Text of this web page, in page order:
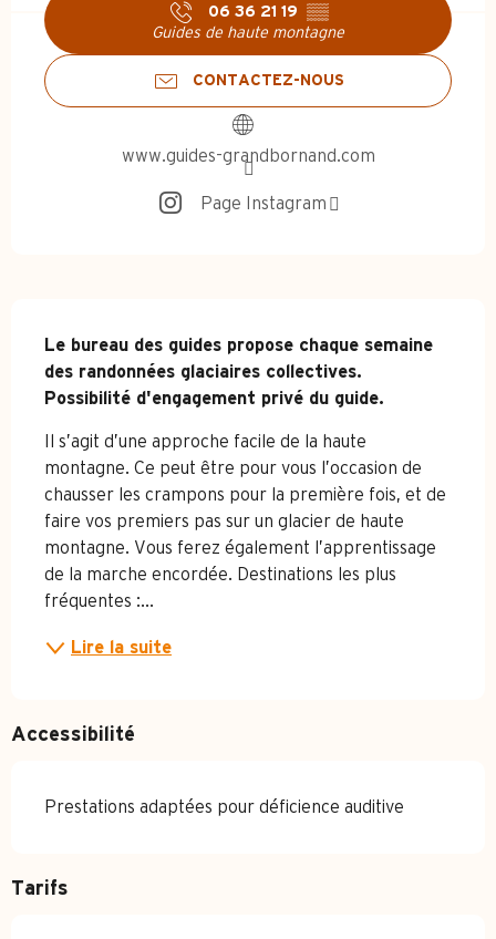
06 36 21 19 ▒▒
Guides de haute montagne
CONTACTEZ-NOUS
www.guides-grandbornand.com
Page Instagram
Le bureau des guides propose chaque semaine
des randonnées glaciaires collectives.
Possibilité d'engagement privé du guide.
Il s’agit d’une approche facile de la haute
montagne. Ce peut être pour vous l’occasion de
chausser les crampons pour la première fois, et de
faire vos premiers pas sur un glacier de haute
montagne. Vous ferez également l’apprentissage
de la marche encordée. Destinations les plus
fréquentes :...
Lire la suite
Accessibilité
Prestations adaptées pour déficience auditive
Tarifs